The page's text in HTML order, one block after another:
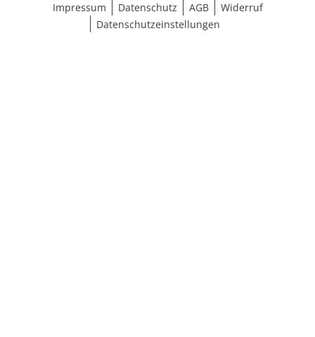
Impressum
Datenschutz AGB
Widerruf
Datenschutzeinstellungen